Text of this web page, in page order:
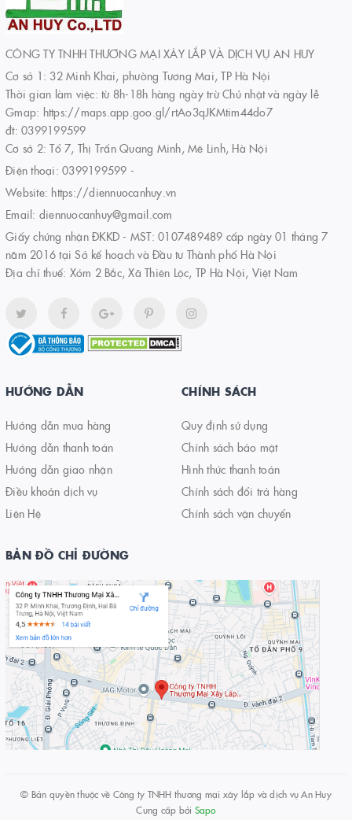
CÔNG TY TNHH THƯƠNG MẠI XÂY LẮP VÀ DỊCH VỤ AN HUY
Cơ sở 1: 32 Minh Khai, phường Tương Mai, TP Hà Nội
Thời gian làm việc: từ 8h-18h hàng ngày trừ Chủ nhật và ngày lễ
Gmap: https://maps.app.goo.gl/rtAo3qJKMtim44do7
đt: 0399199599
Cơ sở 2: Tổ 7, Thị Trấn Quang Minh, Mê Linh, Hà Nội
Điện thoại: 0399199599 -
Website: https://diennuocanhuy.vn
Email: diennuocanhuy@gmail.com
Giấy chứng nhận ĐKKD - MST: 0107489489 cấp ngày 01 tháng 7
năm 2016 tại Sở kế hoạch và Đầu tư Thành phố Hà Nội
Địa chỉ thuế: Xóm 2 Bắc, Xã Thiên Lộc, TP Hà Nội, Việt Nam
HƯỚNG DẪN
Hướng dẫn mua hàng
Hướng dẫn thanh toán
Hướng dẫn giao nhận
Điều khoản dịch vụ
Liên Hệ
CHÍNH SÁCH
Quy định sử dụng
Chính sách bảo mật
Hình thức thanh toán
Chính sách đổi trả hàng
Chính sách vận chuyển
BẢN ĐỒ CHỈ ĐƯỜNG
© Bản quyền thuộc về Công ty TNHH thương mại xây lắp và dịch vụ An Huy
Cung cấp bởi Sapo